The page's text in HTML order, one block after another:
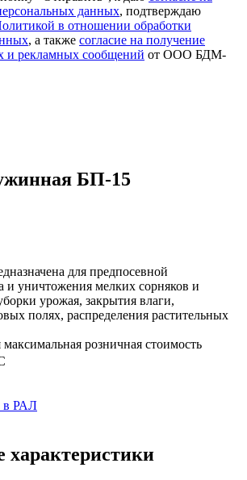
данных, подтверждаю
в отношении обработки
, а также согласие на получение
и рекламных сообщений от ООО БДМ-
БП-15
для предпосевной
и уничтожения мелких сорняков и
урожая, закрытия влаги,
полях, распределения растительных
розничная стоимость
в РАЛ
характеристики